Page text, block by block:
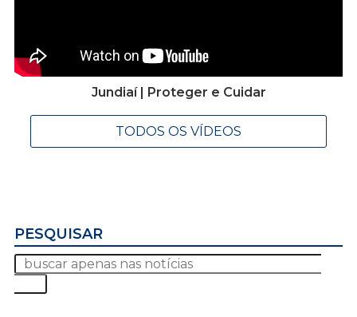
Jundiaí | Proteger e Cuidar
TODOS OS VÍDEOS
PESQUISAR